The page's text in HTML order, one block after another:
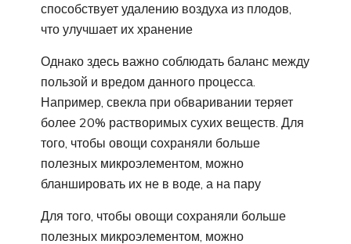
способствует удалению воздуха из плодов,
что улучшает их хранение
Однако здесь важно соблюдать баланс между
пользой и вредом данного процесса.
Например, свекла при обваривании теряет
более 20% растворимых сухих веществ. Для
того, чтобы овощи сохраняли больше
полезных микроэлементом, можно
бланшировать их не в воде, а на пару
Для того, чтобы овощи сохраняли больше
полезных микроэлементом, можно